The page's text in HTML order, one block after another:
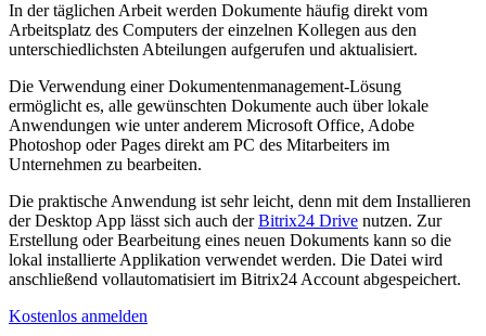
In der täglichen Arbeit werden Dokumente häufig direkt vom
Arbeitsplatz des Computers der einzelnen Kollegen aus den
unterschiedlichsten Abteilungen aufgerufen und aktualisiert.
Die Verwendung einer Dokumentenmanagement-Lösung
ermöglicht es, alle gewünschten Dokumente auch über lokale
Anwendungen wie unter anderem Microsoft Office, Adobe
Photoshop oder Pages direkt am PC des Mitarbeiters im
Unternehmen zu bearbeiten.
Die praktische Anwendung ist sehr leicht, denn mit dem Installieren
der Desktop App lässt sich auch derBitrix24 Drive nutzen. Zur
Erstellung oder Bearbeitung eines neuen Dokuments kann so die
lokal installierte Applikation verwendet werden. Die Datei wird
anschließend vollautomatisiert im Bitrix24 Account abgespeichert.
Kostenlos anmelden